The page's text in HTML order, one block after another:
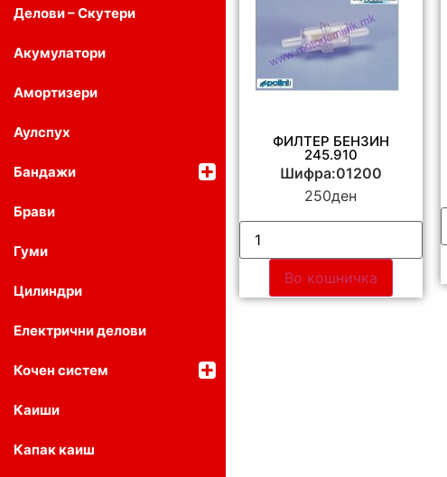
Делови – Скутери
Акумулатори
Амортизери
Аулспух
Бандажи
Брави
Гуми
Цилиндри
Електрични делови
Кочен систем
Каиши
Капак каиш
ФИЛТЕР БЕНЗИН
245.910
Шифра:01200
250ден
Во кошничка